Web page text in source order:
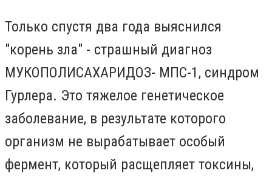
Только спустя два года выяснился
"корень зла" - страшный диагноз
МУКОПОЛИСАХАРИДОЗ- МПС-1, синдром
Гурлера. Это тяжелое генетическое
заболевание, в результате которого
организм не вырабатывает особый
фермент, который расщепляет токсины,